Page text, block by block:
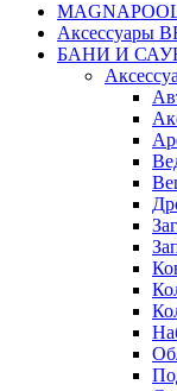
MAGNAPOOL
Аксессуары
БАНИ И